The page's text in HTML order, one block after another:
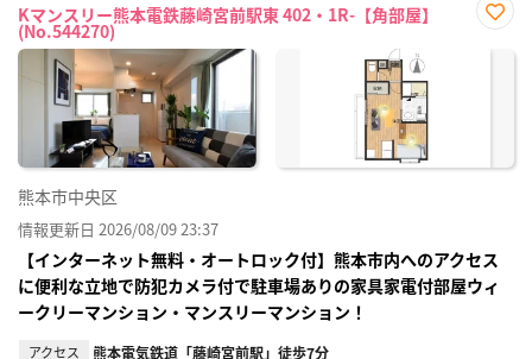
Kマンスリー熊本電鉄藤崎宮前駅東 402・1R-【角部屋】
(No.544270)
に入
熊本市中央区
情報更新日 2026/08/09 23:37
【インターネット無料・オートロック付】熊本市内へのアクセス
に便利な立地で防犯カメラ付で駐車場ありの家具家電付部屋ウィ
ークリーマンション・マンスリーマンション！
アクセス 熊本電気鉄道「藤崎宮前駅」徒歩7分